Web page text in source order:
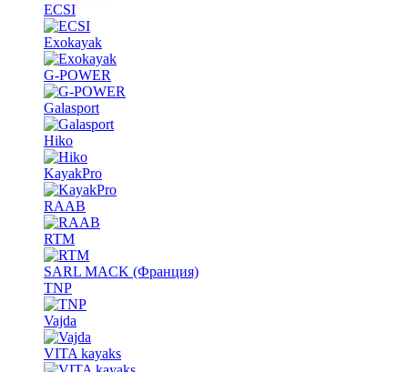
ECSI
Exokayak
G-POWER
Galasport
Hiko
KayakPro
RAAB
RTM
SARL MACK (Франция)
TNP
Vajda
VITA kayaks